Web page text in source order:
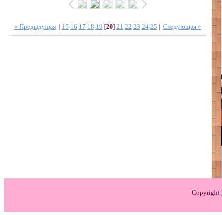
« Предыдущая| 15 16 17 18 19 [20] 21 22 23 24 25 | Следующая »
Copyright